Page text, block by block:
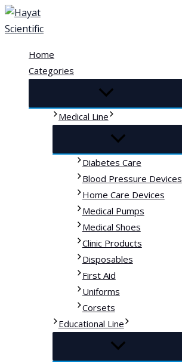
Skip
to
Home
Categories
Medical Line
Diabetes Care
Blood Pressure Devices
Home Care Devices
Medical Pumps
Medical Shoes
Clinic Products
Disposables
First Aid
Uniforms
Corsets
Educational Line